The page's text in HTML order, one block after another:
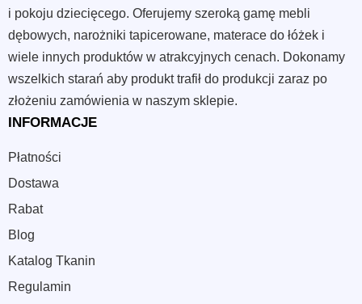
i pokoju dziecięcego. Oferujemy szeroką gamę mebli
dębowych, narożniki tapicerowane, materace do łóżek i
wiele innych produktów w atrakcyjnych cenach. Dokonamy
wszelkich starań aby produkt trafił do produkcji zaraz po
złożeniu zamówienia w naszym sklepie.
INFORMACJE
Płatności
Dostawa
Rabat
Blog
Katalog Tkanin
Regulamin